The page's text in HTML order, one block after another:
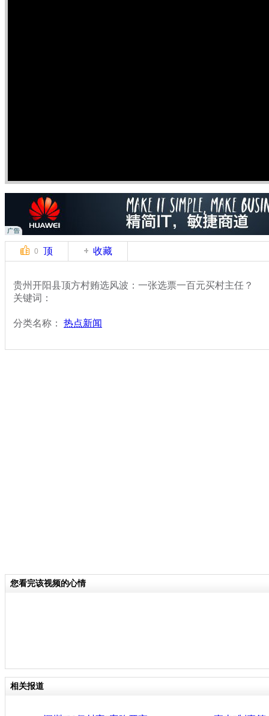
0 顶 收藏
贵州开阳县顶方村贿选风波：一张选票一百元买村主任？
关键词：
分类名称： 热点新闻
您看完该视频的心情
相关报道